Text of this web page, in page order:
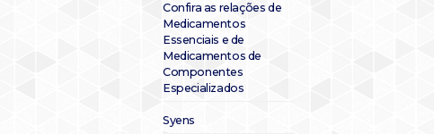
Confira as relações de
Medicamentos
Essenciais e de
Medicamentos de
Componentes
Especializados
Syens